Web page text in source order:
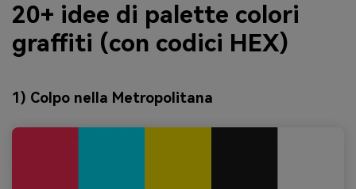
20+ idee di palette colori
graffiti (con codici HEX)
1) Colpo nella Metropolitana